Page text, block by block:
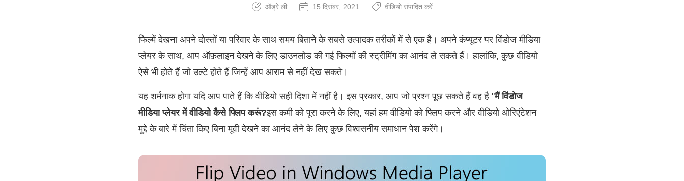
ऑड्रे ली 15 दिसंबर, 2021 वीडियो संपादित करें
फिल्में देखना अपने दोस्तों या परिवार के साथ समय बिताने के सबसे उत्पादक तरीकों में से एक है। अपने कंप्यूटर पर विंडोज मीडिया
प्लेयर के साथ, आप ऑफ़लाइन देखने के लिए डाउनलोड की गई फिल्मों की स्ट्रीमिंग का आनंद ले सकते हैं। हालांकि, कुछ वीडियो
ऐसे भी होते हैं जो उल्टे होते हैं जिन्हें आप आराम से नहीं देख सकते।
यह शर्मनाक होगा यदि आप पाते हैं कि वीडियो सही दिशा में नहीं है। इस प्रकार, आप जो प्रश्न पूछ सकते हैं वह है "मैं विंडोज
मीडिया प्लेयर में वीडियो कैसे फ्लिप करूं?इस कमी को पूरा करने के लिए, यहां हम वीडियो को फ्लिप करने और वीडियो ओरिएंटेशन
मुद्दे के बारे में चिंता किए बिना मूवी देखने का आनंद लेने के लिए कुछ विश्वसनीय समाधान पेश करेंगे।